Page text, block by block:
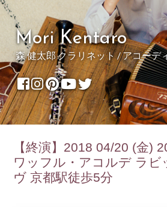
Mori Kentaro
森 健太郎 クラリネット / アコーデ
【終演】2018 04/20 (金)
ワッフル・アコルデ ラビ
ヴ 京都駅徒歩5分